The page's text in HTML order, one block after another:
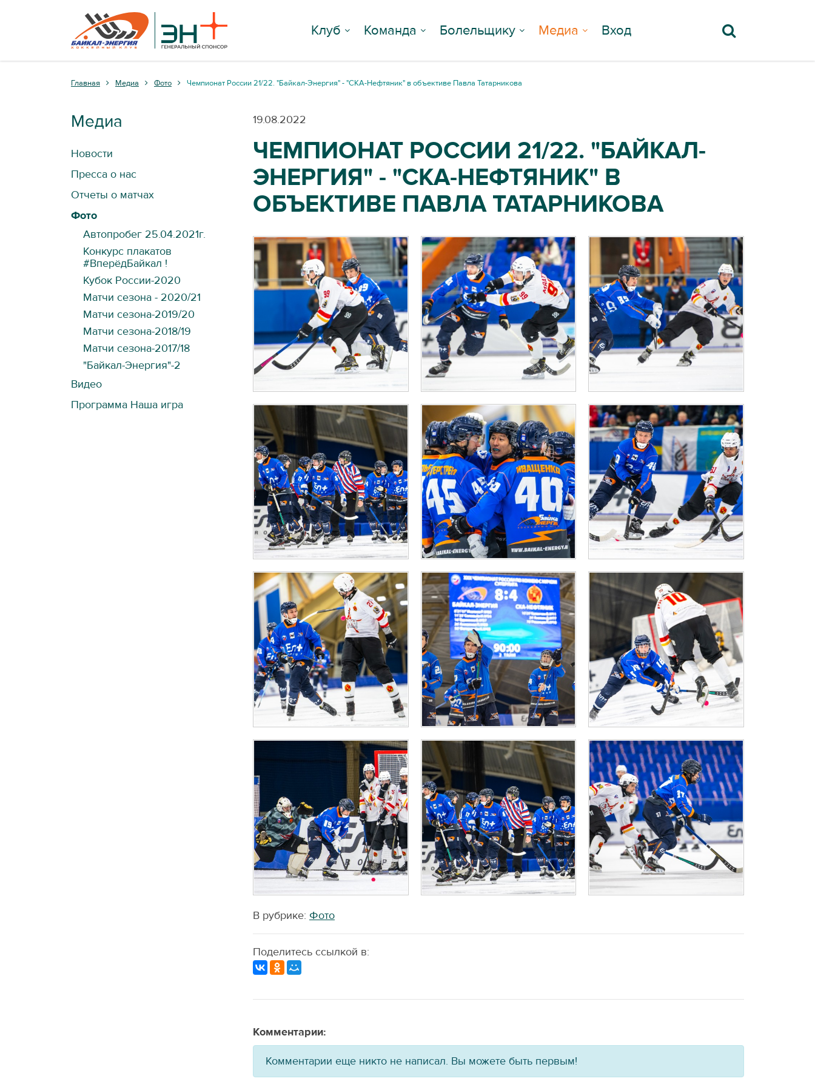
Клуб Команда Болельщику Медиа Вход
Главная Медиа Фото Чемпионат России 21/22. "Байкал-Энергия" - "СКА-Нефтяник" в объективе Павла Татарникова
19.08.2022
ЧЕМПИОНАТ РОССИИ 21/22. "БАЙКАЛ-
ЭНЕРГИЯ" - "СКА-НЕФТЯНИК" В
ОБЪЕКТИВЕ ПАВЛА ТАТАРНИКОВА
В рубрике: Фото
Поделитесь ссылкой в:
Комментарии:
Комментарии еще никто не написал. Вы можете быть первым!
Медиа
Новости
Пресса о нас
Отчеты о матчах
Фото
Автопробег 25.04.2021г.
Конкурс плакатов
#ВперёдБайкал !
Кубок России-2020
Матчи сезона - 2020/21
Матчи сезона-2019/20
Матчи сезона-2018/19
Матчи сезона-2017/18
"Байкал-Энергия"-2
Видео
Программа Наша игра